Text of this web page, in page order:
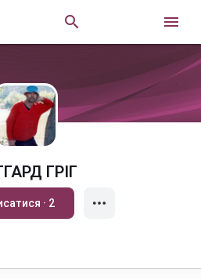
 
ГРIГ
Підписатися · 2